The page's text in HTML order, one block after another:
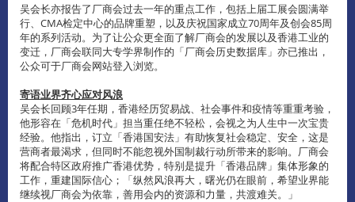
吴会长亦报告了厂商会过去一年的重点工作，包括上届工展会圆满举
行、CMA检定中心的品牌重塑，以及庆祝国家成立70周年及创会85周
年的系列活动。为了让公众更全面了解厂商会的发展以及香港工业的
变迁，厂商会联同大专学界制作的「厂商会历史数据库」亦已推出，
公众可于厂商会网站登入浏览。
寄语业界齐心应对风浪
吴会长回顾3年任期，香港经历贸易战、社会事件和疫情等重重考验，
他形容在「危机时代」担当重任绝不轻松，会视之为人生中一次宝贵
经验。他指出，订立「香港国安法」有助恢复社会稳定、安全，这是
营商者最渴求，但同时不能忽视外国制裁行动所带来的影响。厂商会
将配合特区政府推广香港优势，特别是提升「香港品牌」集体形象的
工作，重建国际信心；「纵然风浪再大，曙光仍在眼前，希望业界能
继续视厂商会为依靠，善用会内的资源和力量，共渡难关。」